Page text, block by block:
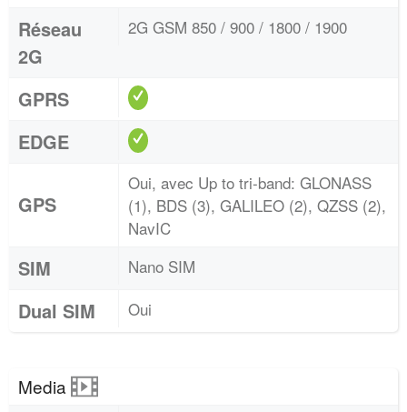
Réseau
2G
2G GSM 850 / 900 / 1800 / 1900
GPRS
EDGE
GPS
Oui, avec Up to tri-band: GLONASS
(1), BDS (3), GALILEO (2), QZSS (2),
NavIC
SIM Nano SIM
Dual SIM Oui
Media